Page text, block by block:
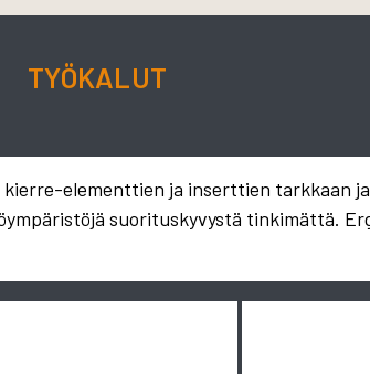
TYÖKALUT
elementtien ja inserttien tarkkaan
suorituskyvystä tinkimättä.